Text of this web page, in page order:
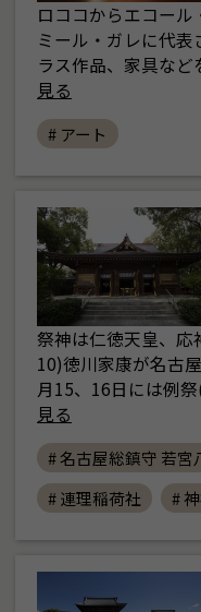
ロココからエコー
ミール・ガレに代
ラス作品、家具な
見る
# アート
祭神は仁徳天皇、
10)徳川家康が名古
月15、16日には例
見る
# 名古屋総鎮守 若宮
# 連理稲荷社
#